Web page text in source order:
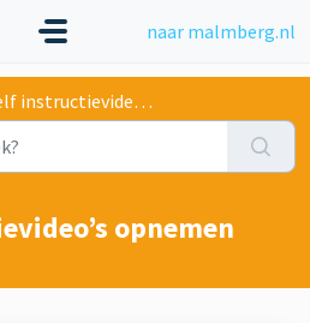
naar malmberg.nl
instructievideo’s opnemen
opnemen